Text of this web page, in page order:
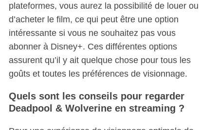
plateformes, vous aurez la possibilité de louer ou
d’acheter le film, ce qui peut être une option
intéressante si vous ne souhaitez pas vous
abonner à Disney+. Ces différentes options
assurent qu’il y ait quelque chose pour tous les
goûts et toutes les préférences de visionnage.
Quels sont les conseils pour regarder
Deadpool & Wolverine en streaming ?